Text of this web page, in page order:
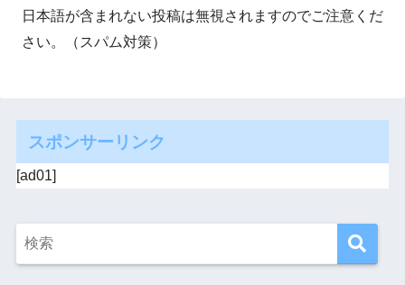
日本語が含まれない投稿は無視されますのでご注意くだ
さい。（スパム対策）
スポンサーリンク
[ad01]